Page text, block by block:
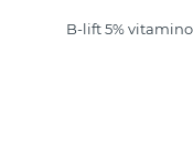
B-lift 5% vitamino